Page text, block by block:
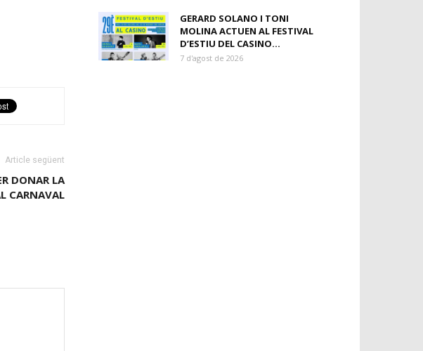
Article següent
DONAR LA
CARNAVAL
GERARD SOLANO I TONI
MOLINA ACTUEN AL FESTIVAL
D’ESTIU DEL CASINO...
7 d'agost de 2026